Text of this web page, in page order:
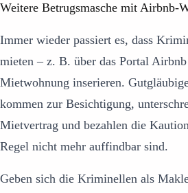
Weitere Betrugsmasche mit Airbnb-
Immer wieder passiert es, dass
mieten – z. B. über das Portal
Mietwohnung inserieren.
kommen zur Besichtigung,
Mietvertrag und bezahlen die
Regel nicht mehr auffindbar sind.
Geben sich die Kriminellen als